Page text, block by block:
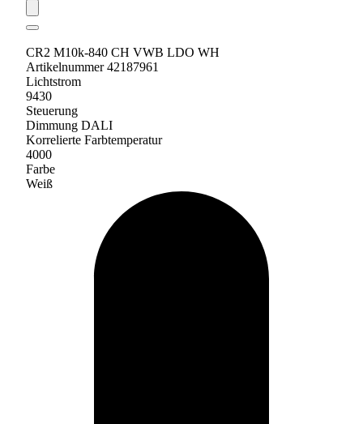
CR2 M10k-840 CH VWB LDO WH
Artikelnummer 42187961
Lichtstrom
9430
Steuerung
Dimmung DALI
Korrelierte Farbtemperatur
4000
Farbe
Weiß